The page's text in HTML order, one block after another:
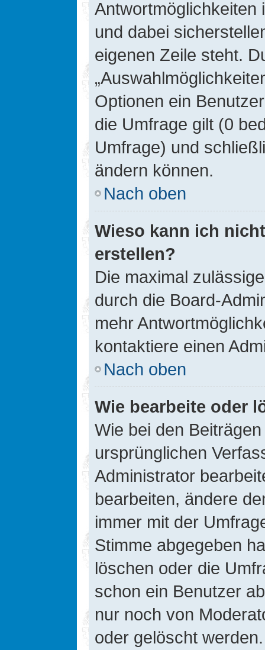
Antwortmöglichkeiten
und dabei
eigenen Zeile steht.
Optionen ein
die Umfrage gilt (0
Umfrage) und
ändern können.
Nach oben
Wieso kann ich
erstellen?
Die maximal
durch die Board-
mehr
kontaktiere einen
Nach oben
Wie bearbeite oder
Wie bei den
ursprünglichen
Administrator
bearbeiten, ändere
immer mit der
Stimme abgegeben
löschen oder die
schon ein Benutzer
nur noch von
oder gelöscht